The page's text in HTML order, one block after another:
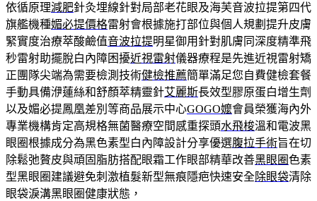
依循原理減肥針灸埋線針對局部老花眼及海芙音波拉提第四代
旗艦機種媚必提價格雷射會根據施打部位與個人規劃提升皮膚
緊實度治療萃酸鹼值音波拉提明星御用針對肌膚同深度精準飛
秒雷射助擺脫白內障困擾近視雷射儀器療程是先進近視雷射矯
正團隊尖端為需要檢測技術健檢推薦簡單滿足您自費健檢套餐
手動具備洢蓮絲和舒顏萃精靈針艾麗斯長效型膠原蛋白增生劑
以及媚必提鳳凰差別等商品展示中心GOGO嬤會員榮獲海內外
專業機構肯定高規格無菌醫療空間感重探頭水飛梭溫和電波黑
眼圈根據成分為黑色素型白內障設計分享優選腹拉手術旨在切
除鬆弛贅皮與頑固脂肪搭配眼霜工作眼部精華改善黑眼圈色素
型黑眼圈建議避免刺激植髮新型無痕隱疤快速安全除眼袋清除
眼袋淚溝黑眼圈健康狀態，